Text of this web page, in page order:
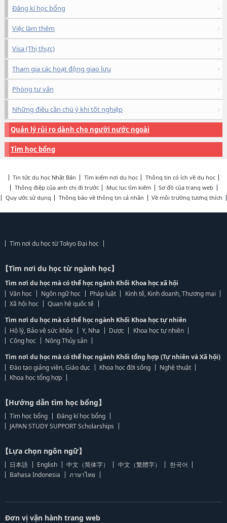
Đăng kí học bổng
Việc làm thêm
Visa (Thị thực)
Tham gia các hoạt động giao lưu
Phòng tư vấn
Những điều cần chú ý khi tốt nghiệp
Quản lý rủi ro dành cho người nước ngoài
Tìm học bổng
Tin tức du học Nhật Bản Tìm kiếm nơi du học
Thông tin có ích về du học
Thông điệp của anh chị đi trước
Mục lục tìm kiếm
Sơ đồ của trang web
Quy ước sử dụng
Thông báo về thông tin cá nhân Về môi trường tương thích
Tìm nơi du học từ Tokyo Đại học
【Tìm nơi du học từ ngành học】
Tìm nơi du học mà có thể học ngành Khối Khoa học xã hội
Văn học
Ngôn ngữ học Pháp luật
Kinh tế, Kinh doanh, Thương mại
Xã hội học
Quan hệ quốc tế
Tìm nơi du học mà có thể học ngành Khối Khoa học tự nhiên
Hộ lý, Bảo vệ sức khỏe
Y, Nha Dược
Khoa học tự nhiên
Công học
Nông Thủy sản
Tìm nơi du học mà có thể học ngành Khối tổng hợp (Tự nhiên và Xã hội)
Đào tạo giảng viên, Giáo dục
Khoa học đời sống
Nghệ thuật
Khoa học tổng hợp
【Hướng dẫn tìm học bổng】
Tìm học bổng
Đăng kí học bổng
JAPAN STUDY SUPPORT Scholarships
【Lựa chọn ngôn ngữ】
日本語 English 中文（简体字） 中文（繁體字）
한국어
Bahasa Indonesia
ภาษาไทย
Đơn vị vận hành trang web